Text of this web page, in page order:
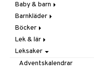
Baby & barn
Accessoarer
För håret
Hattar & Mössor
Övrigt
Plånböcker
Aktivitet
Babygym
Babysitters
Bit & Skallra
Äta
Barnservis
Haklappar
Badrockar & Handdukar
Barnvagnstillbehör
Barnkläder
Accessoarer
Kepsar & Solhattar
Badkläder & UV-kläder
Klänningar
Nederdelar
Böcker
Dagböcker
Läs & Lär
Målarböcker
Lek & lär
Experiment
Inlärningsspel
Leksaker
Adventskalendrar